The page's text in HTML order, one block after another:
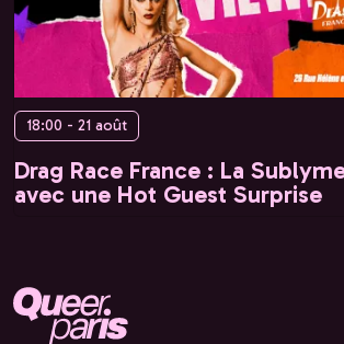
18:00 - 21 août
Drag Race France : La
avec une Hot Guest Surprise